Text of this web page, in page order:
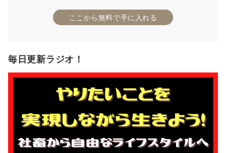
ここから無料で手に入れる
毎日更新ラジオ！